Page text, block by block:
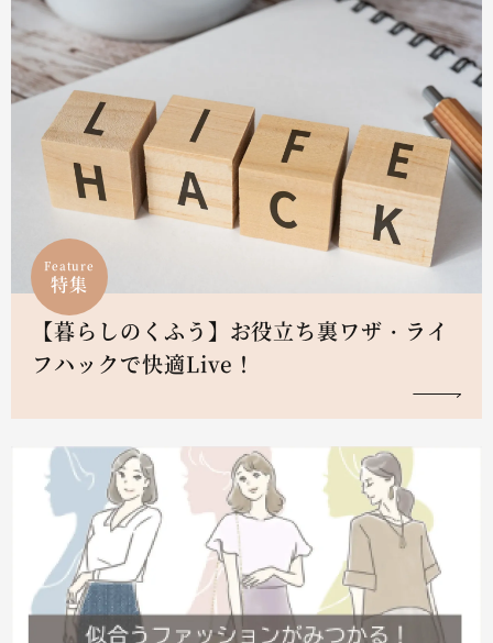
Feature
特集
【暮らしのくふう】お役立ち裏ワザ・ライ
フハックで快適Live！